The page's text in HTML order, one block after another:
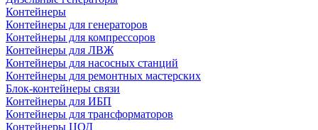
Контейнеры
Контейнеры для генераторов
Контейнеры для компрессоров
Контейнеры для ЛВЖ
Контейнеры для насосных станций
Контейнеры для ремонтных мастерских
Блок-контейнеры связи
Контейнеры для ИБП
Контейнеры для трансформаторов
Контейнеры ЦОД